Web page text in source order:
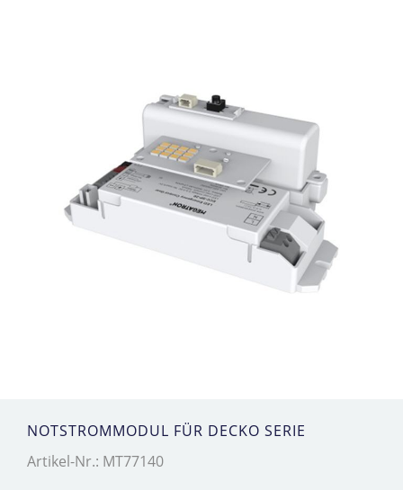
NOTSTROMMODUL FÜR DECKO SERIE
Artikel-Nr.: MT77140